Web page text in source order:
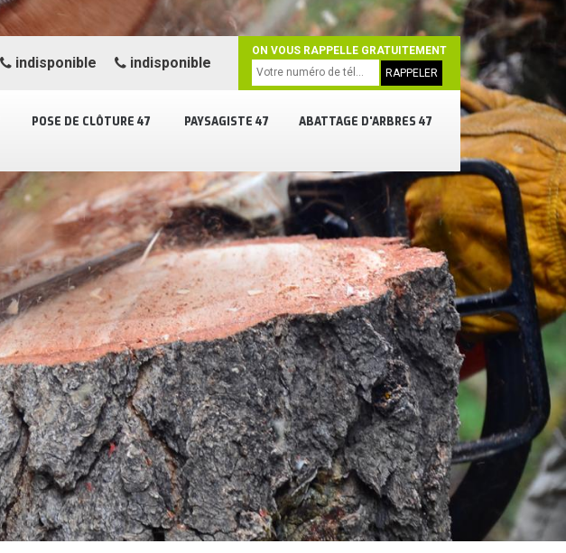
POSE DE CLÔTURE 47 PAYSAGISTE 47 ABATTAGE D'ARBRES 47
indisponible indisponible
ON VOUS RAPPELLE GRATUITEMENT